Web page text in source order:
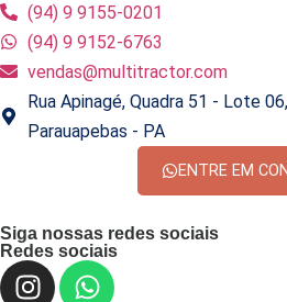
(94) 9 9155-0201
(94) 9 9152-6763
vendas@multitractor.com
Rua Apinagé, Quadra 51 - Lote
Parauapebas - PA
ENTRE EM
Siga nossas redes sociais
Redes sociais